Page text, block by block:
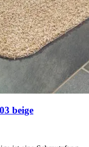
beige